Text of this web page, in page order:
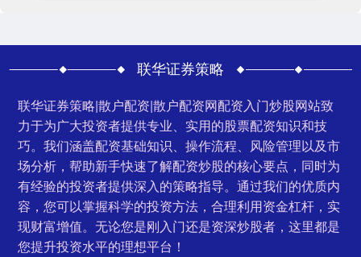
联华证券策略
联华证券策略|散户配资|散户配资网配资入门炒股网站致
力于为广大投资者提供专业、实用的股票配资知识和技
巧。我们涵盖配资基础知识、操作流程、风险管理以及市
场分析，帮助新手快速了解配资炒股的核心要点，同时为
有经验的投资者提供深入的策略指导。通过我们的优质内
容，您可以掌握科学的投资方法，合理利用资金杠杆，实
现财富增值。无论您是刚入门还是资深炒股者，这里都是
您提升投资水平的理想平台！